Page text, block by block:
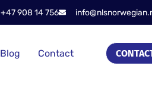
+47 908 14 756
Blog Contact